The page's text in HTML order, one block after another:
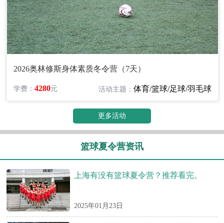
2026奥林修斯身体素质冬令营（7天）
学费：4280元 活动主题： 体育/篮球/足球/羽毛球
更多活动
篮球夏令营资讯
上海有没有篮球夏令营？推荐看完。
2025年01月23日